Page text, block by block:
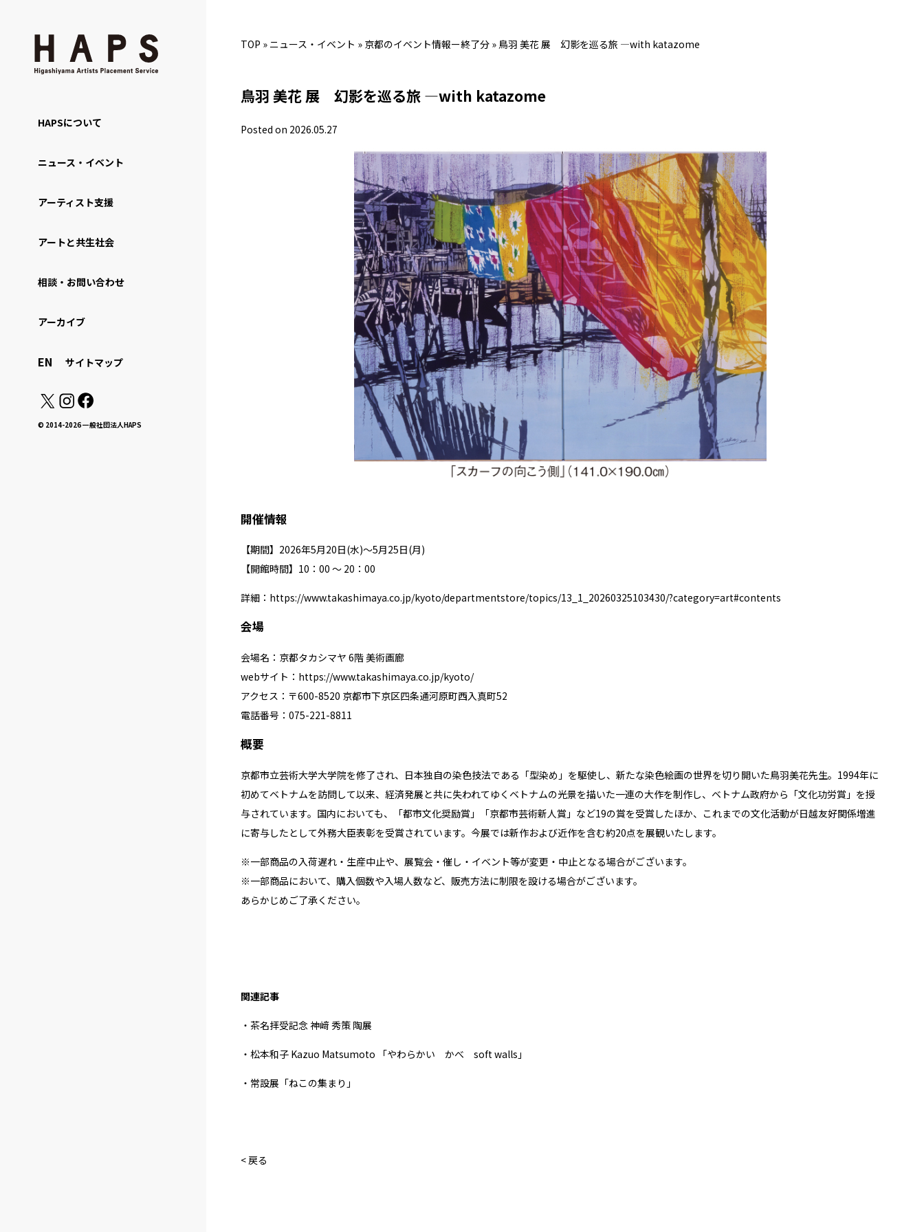
HAPSについて
ニュース・イベント
アーティスト支援
アートと共生社会
相談・お問い合わせ
アーカイブ
EN サイトマップ
© 2014-2026 一般社団法人HAPS
TOP » ニュース・イベント » 京都のイベント情報ー終了分 » 鳥羽 美花 展 幻影を巡る旅 ―with katazome
鳥羽 美花 展 幻影を巡る旅 ―with katazome
Posted on 2026.05.27
開催情報
【期間】2026年5月20日(水)～5月25日(月)
【開館時間】10：00 ～ 20：00
詳細： https://www.takashimaya.co.jp/kyoto/departmentstore/topics/13_1_20260325103430/?category=art#contents
会場
会場名：京都タカシマヤ 6階 美術画廊
webサイト： https://www.takashimaya.co.jp/kyoto/
アクセス：〒600-8520 京都市下京区四条通河原町西入真町52
電話番号：075-221-8811
概要
京都市立芸術大学大学院を修了され、日本独自の染色技法である「型染め」を駆使し、新たな染色絵画の世界を切り開いた鳥羽美花先生。1994年に
初めてベトナムを訪問して以来、経済発展と共に失われてゆくベトナムの光景を描いた一連の大作を制作し、ベトナム政府から「文化功労賞」を授
与されています。国内においても、「都市文化奨励賞」「京都市芸術新人賞」など19の賞を受賞したほか、これまでの文化活動が日越友好関係増進
に寄与したとして外務大臣表彰を受賞されています。今展では新作および近作を含む約20点を展観いたします。
※一部商品の入荷遅れ・生産中止や、展覧会・催し・イベント等が変更・中止となる場合がございます。
※一部商品において、購入個数や入場人数など、販売方法に制限を設ける場合がございます。
あらかじめご了承ください。
関連記事
・茶名拝受記念 神﨑 秀策 陶展
・松本和子 Kazuo Matsumoto 「やわらかい かべ soft walls」
・常設展「ねこの集まり」
< 戻る